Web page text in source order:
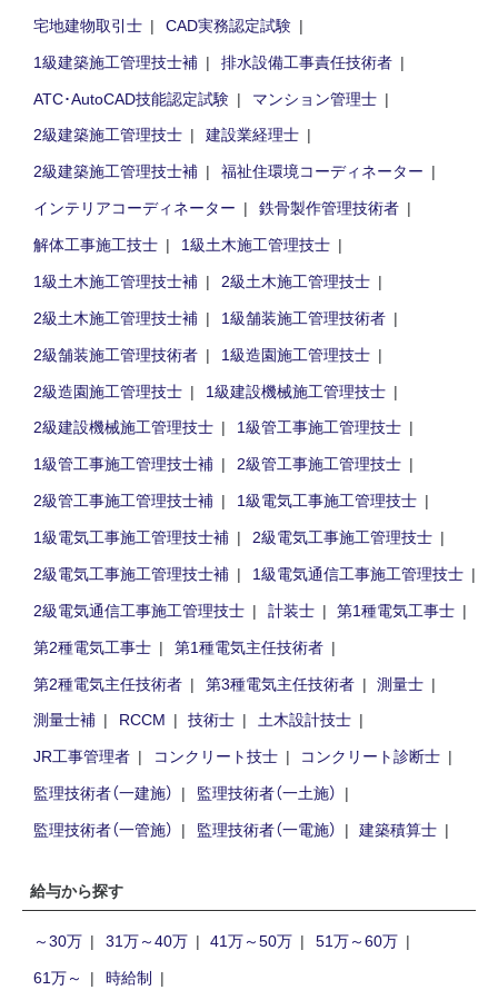
宅地建物取引士
CAD実務認定試験
1級建築施工管理技士補
排水設備工事責任技術者
ATC･AutoCAD技能認定試験
マンション管理士
2級建築施工管理技士
建設業経理士
2級建築施工管理技士補
福祉住環境コーディネーター
インテリアコーディネーター
鉄骨製作管理技術者
解体工事施工技士
1級土木施工管理技士
1級土木施工管理技士補
2級土木施工管理技士
2級土木施工管理技士補
1級舗装施工管理技術者
2級舗装施工管理技術者
1級造園施工管理技士
2級造園施工管理技士
1級建設機械施工管理技士
2級建設機械施工管理技士
1級管工事施工管理技士
1級管工事施工管理技士補
2級管工事施工管理技士
2級管工事施工管理技士補
1級電気工事施工管理技士
1級電気工事施工管理技士補
2級電気工事施工管理技士
2級電気工事施工管理技士補
1級電気通信工事施工管理技士
2級電気通信工事施工管理技士
計装士
第1種電気工事士
第2種電気工事士
第1種電気主任技術者
第2種電気主任技術者
第3種電気主任技術者
測量士
測量士補
RCCM 技術士
土木設計技士
JR工事管理者
コンクリート技士
コンクリート診断士
監理技術者（一建施）
監理技術者（一土施）
監理技術者（一管施）
監理技術者（一電施） 建築積算士
給与から探す
～30万 31万～40万 41万～50万
51万～60万
61万～
時給制